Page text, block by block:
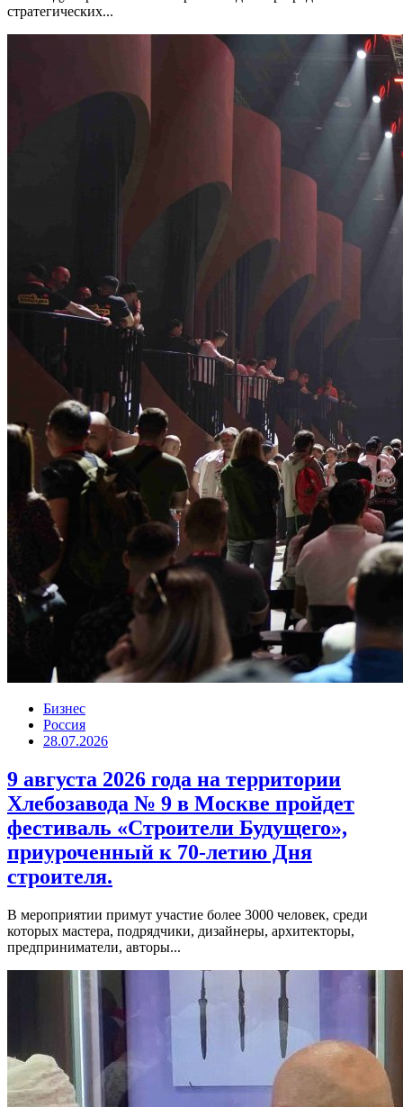
стратегических...
Бизнес
Россия
28.07.2026
9 августа 2026 года на территории
Хлебозавода № 9 в Москве пройдет
фестиваль «Строители Будущего»,
приуроченный к 70-летию Дня
строителя.
В мероприятии примут участие более 3000 человек, среди
которых мастера, подрядчики, дизайнеры, архитекторы,
предприниматели, авторы...